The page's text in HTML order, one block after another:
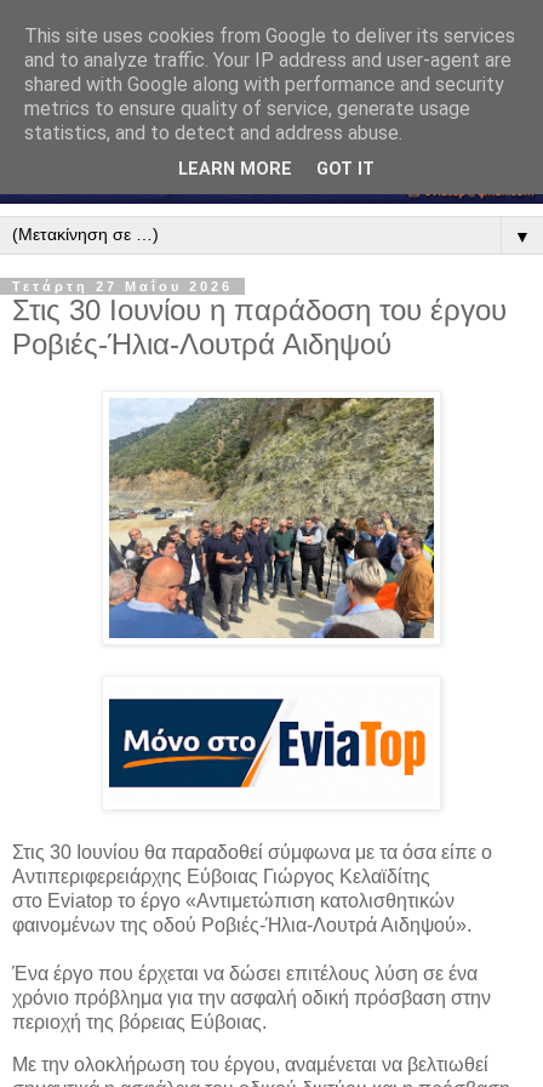
▼
Τετάρτη 27 Μαΐου 2026
Στις 30 Ιουνίου η παράδοση του έργου
Ροβιές-Ήλια-Λουτρά Αιδηψού
Στις 30 Ιουνίου θα παραδοθεί σύμφωνα με τα όσα είπε ο
Αντιπεριφερειάρχης Εύβοιας Γιώργος Κελαϊδίτης
στο Eviatop το έργο «Αντιμετώπιση κατολισθητικών
φαινομένων της οδού Ροβιές-Ήλια-Λουτρά Αιδηψού».
Ένα έργο που έρχεται να δώσει επιτέλους λύση σε ένα
χρόνιο πρόβλημα για την ασφαλή οδική πρόσβαση στην
περιοχή της βόρειας Εύβοιας.
Με την ολοκλήρωση του έργου, αναμένεται να βελτιωθεί
This site uses cookies from Google to deliver its services
and to analyze traffic. Your IP address and user-agent are
shared with Google along with performance and security
metrics to ensure quality of service, generate usage
statistics, and to detect and address abuse.
LEARN MORE GOT IT